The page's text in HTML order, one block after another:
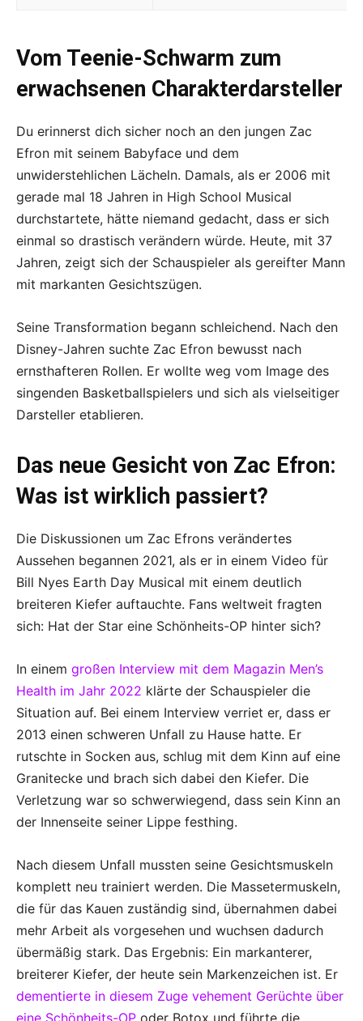
Vom Teenie-Schwarm zum
erwachsenen Charakterdarsteller
Du erinnerst dich sicher noch an den jungen Zac
Efron mit seinem Babyface und dem
unwiderstehlichen Lächeln. Damals, als er 2006 mit
gerade mal 18 Jahren in High School Musical
durchstartete, hätte niemand gedacht, dass er sich
einmal so drastisch verändern würde. Heute, mit 37
Jahren, zeigt sich der Schauspieler als gereifter Mann
mit markanten Gesichtszügen.
Seine Transformation begann schleichend. Nach den
Disney-Jahren suchte Zac Efron bewusst nach
ernsthafteren Rollen. Er wollte weg vom Image des
singenden Basketballspielers und sich als vielseitiger
Darsteller etablieren.
Das neue Gesicht von Zac Efron:
Was ist wirklich passiert?
Die Diskussionen um Zac Efrons verändertes
Aussehen begannen 2021, als er in einem Video für
Bill Nyes Earth Day Musical mit einem deutlich
breiteren Kiefer auftauchte. Fans weltweit fragten
sich: Hat der Star eine Schönheits-OP hinter sich?
In einem großen Interview mit dem Magazin Men’s
Health im Jahr 2022 klärte der Schauspieler die
Situation auf. Bei einem Interview verriet er, dass er
2013 einen schweren Unfall zu Hause hatte. Er
rutschte in Socken aus, schlug mit dem Kinn auf eine
Granitecke und brach sich dabei den Kiefer. Die
Verletzung war so schwerwiegend, dass sein Kinn an
der Innenseite seiner Lippe festhing.
Nach diesem Unfall mussten seine Gesichtsmuskeln
komplett neu trainiert werden. Die Massetermuskeln,
die für das Kauen zuständig sind, übernahmen dabei
mehr Arbeit als vorgesehen und wuchsen dadurch
übermäßig stark. Das Ergebnis: Ein markanterer,
breiterer Kiefer, der heute sein Markenzeichen ist. Er
dementierte in diesem Zuge vehement Gerüchte über
eine Schönheits-OP oder Botox und führte die